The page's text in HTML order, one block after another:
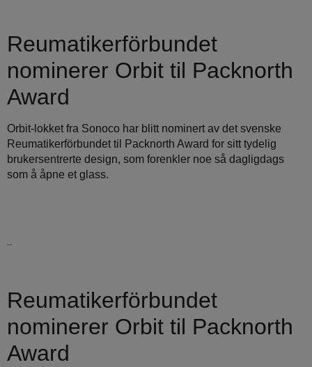
Reumatikerförbundet
nominerer Orbit til Packnorth
Award
Orbit-lokket fra Sonoco har blitt nominert av det svenske
Reumatikerförbundet til Packnorth Award for sitt tydelig
brukersentrerte design, som forenkler noe så dagligdags
som å åpne et glass.
Reumatikerförbundet
nominerer Orbit til Packnorth
Award